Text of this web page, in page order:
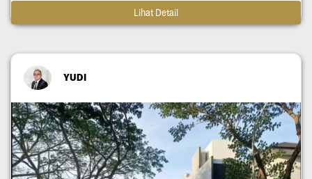
Lihat Detail
YUDI